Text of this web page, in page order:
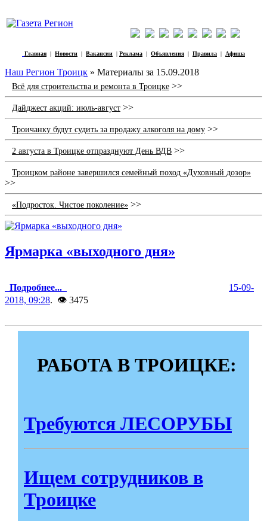
Главная | Новости | Вакансии | Реклама | Объявления | Правила | Афиша
Наш Регион Троицк » Материалы за 15.09.2018
Всё для строительства и ремонта в Троицке >>
Дайджест акций: июль-август >>
Троичанку будут судить за продажу алкоголя на дому >>
2 августа в Троицке отпразднуют День ВДВ >>
Троицком районе завершился семейный поход «Духовный дозор»
>>
«Подросток. Чистое поколение» >>
Ярмарка «выходного дня»
Подробнее...
15-09-
2018, 09:28. 👁 3475
РАБОТА В ТРОИЦКЕ:
Требуются ЛЕСОРУБЫ
Ищем сотрудников в
Троицке